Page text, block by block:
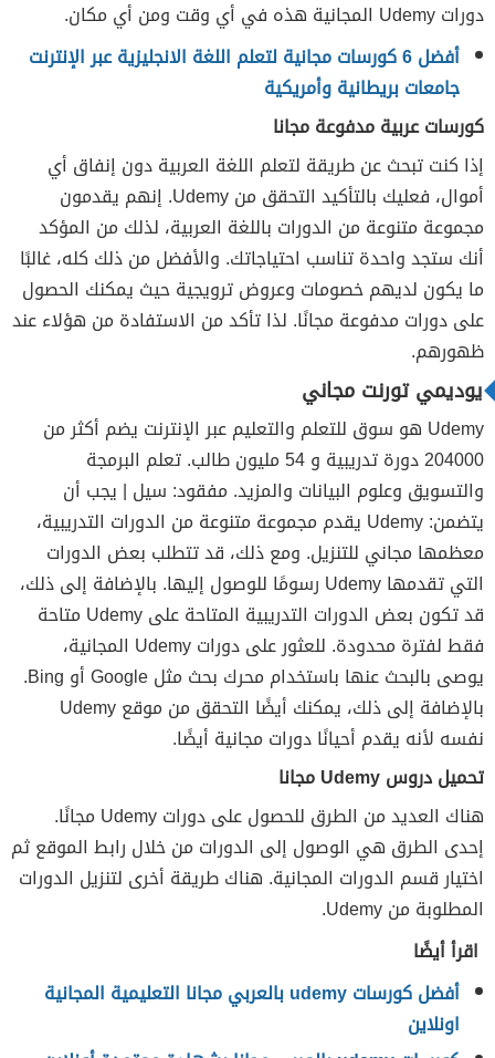
دورات Udemy المجانية هذه في أي وقت ومن أي مكان.
أفضل 6 كورسات مجانية لتعلم اللغة الانجليزية عبر الإنترنت
جامعات بريطانية وأمريكية
كورسات عربية مدفوعة مجانا
إذا كنت تبحث عن طريقة لتعلم اللغة العربية دون إنفاق أي
أموال، فعليك بالتأكيد التحقق من Udemy. إنهم يقدمون
مجموعة متنوعة من الدورات باللغة العربية، لذلك من المؤكد
أنك ستجد واحدة تناسب احتياجاتك. والأفضل من ذلك كله، غالبًا
ما يكون لديهم خصومات وعروض ترويجية حيث يمكنك الحصول
على دورات مدفوعة مجانًا. لذا تأكد من الاستفادة من هؤلاء عند
ظهورهم.
يوديمي تورنت مجاني
Udemy هو سوق للتعلم والتعليم عبر الإنترنت يضم أكثر من
204000 دورة تدريبية و 54 مليون طالب. تعلم البرمجة
والتسويق وعلوم البيانات والمزيد. مفقود: سيل | يجب أن
يتضمن: Udemy يقدم مجموعة متنوعة من الدورات التدريبية،
معظمها مجاني للتنزيل. ومع ذلك، قد تتطلب بعض الدورات
التي تقدمها Udemy رسومًا للوصول إليها. بالإضافة إلى ذلك،
قد تكون بعض الدورات التدريبية المتاحة على Udemy متاحة
فقط لفترة محدودة. للعثور على دورات Udemy المجانية،
يوصى بالبحث عنها باستخدام محرك بحث مثل Google أو Bing.
بالإضافة إلى ذلك، يمكنك أيضًا التحقق من موقع Udemy
نفسه لأنه يقدم أحيانًا دورات مجانية أيضًا.
تحميل دروس Udemy مجانا
هناك العديد من الطرق للحصول على دورات Udemy مجانًا.
إحدى الطرق هي الوصول إلى الدورات من خلال رابط الموقع ثم
اختيار قسم الدورات المجانية. هناك طريقة أخرى لتنزيل الدورات
المطلوبة من Udemy.
اقرأ أيضًا
أفضل كورسات udemy بالعربي مجانا التعليمية المجانية
اونلاين